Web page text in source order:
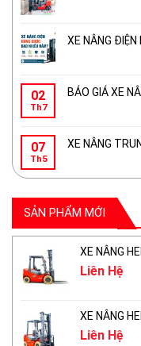
XE NÂNG
02
Th7
BÁO GIÁ XE
07
Th5
XE NÂNG
SẢN PHẨM MỚI
XE NÂNG
Liên Hệ
XE NÂNG
Liên Hệ